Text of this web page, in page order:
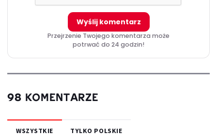
Wyślij komentarz
Przejrzenie Twojego komentarza może
potrwać do 24 godzin!
98 KOMENTARZE
WSZYSTKIE TYLKO POLSKIE